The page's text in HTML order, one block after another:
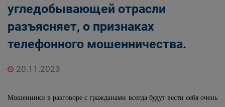
угледобывающей отрасли
разъясняет, о признаках
телефонного мошенничества.
20.11.2023
Мошенники в разговоре с гражданами всегда будут вести себя очень